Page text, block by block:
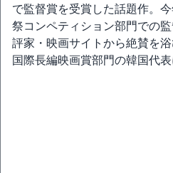
で監督賞を受賞した話題作。
祭コンペティション部門での
評家・映画サイトから絶賛を
国際長編映画賞部門の韓国代表